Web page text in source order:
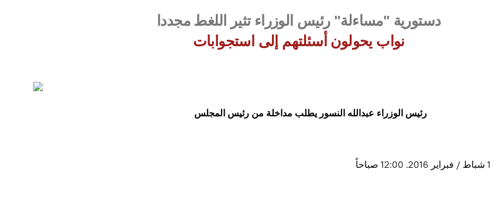
دستورية "مساءلة" رئيس الوزراء تثير اللغط مجددا
نواب يحولون أسئلتهم إلى استجوابات
رئيس الوزراء عبدالله النسور يطلب مداخلة من رئيس المجلس